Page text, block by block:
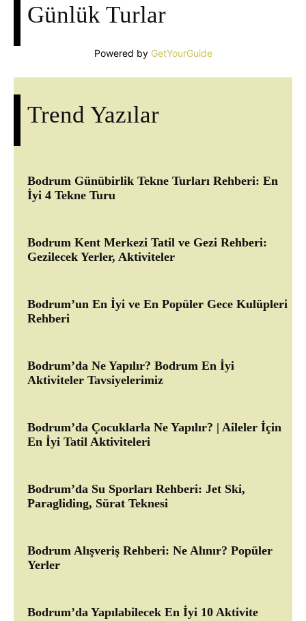
Günlük Turlar
Powered by GetYourGuide
Trend Yazılar
Bodrum Günübirlik Tekne Turları Rehberi: En
İyi 4 Tekne Turu
Bodrum Kent Merkezi Tatil ve Gezi Rehberi:
Gezilecek Yerler, Aktiviteler
Bodrum’un En İyi ve En Popüler Gece Kulüpleri
Rehberi
Bodrum’da Ne Yapılır? Bodrum En İyi
Aktiviteler Tavsiyelerimiz
Bodrum’da Çocuklarla Ne Yapılır? | Aileler İçin
En İyi Tatil Aktiviteleri
Bodrum’da Su Sporları Rehberi: Jet Ski,
Paragliding, Sürat Teknesi
Bodrum Alışveriş Rehberi: Ne Alınır? Popüler
Yerler
Bodrum’da Yapılabilecek En İyi 10 Aktivite